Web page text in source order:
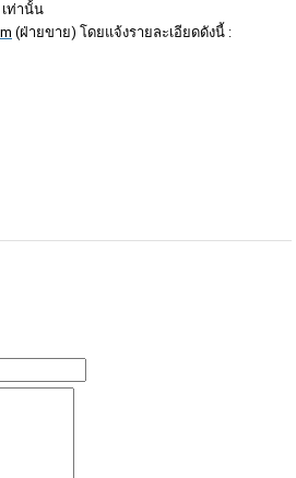
ท่านั้น
(ฝ่ายขาย) โดยแจ้งรายละเอียดดังนี้ :